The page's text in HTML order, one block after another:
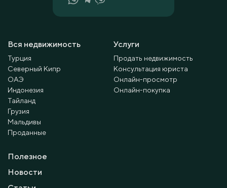
Вся недвижимость
Турция
Северный Кипр
ОАЭ
Индонезия
Тайланд
Грузия
Мальдивы
Проданные
Услуги
Продать недвижимость
Консультация юриста
Онлайн-просмотр
Онлайн-покупка
Полезное
Новости